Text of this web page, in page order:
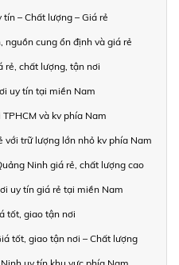
– Chất lượng – Giá rẻ
nguồn cung ổn định và giá rẻ
rẻ, chất lượng, tận nơi
uy tín tại miền Nam
và kv phía Nam
với trữ lượng lớn nhỏ kv phía Nam
Ninh giá rẻ, chất lượng cao
uy tín giá rẻ tại miền Nam
tốt, giao tận nơi
tốt, giao tận nơi – Chất lượng